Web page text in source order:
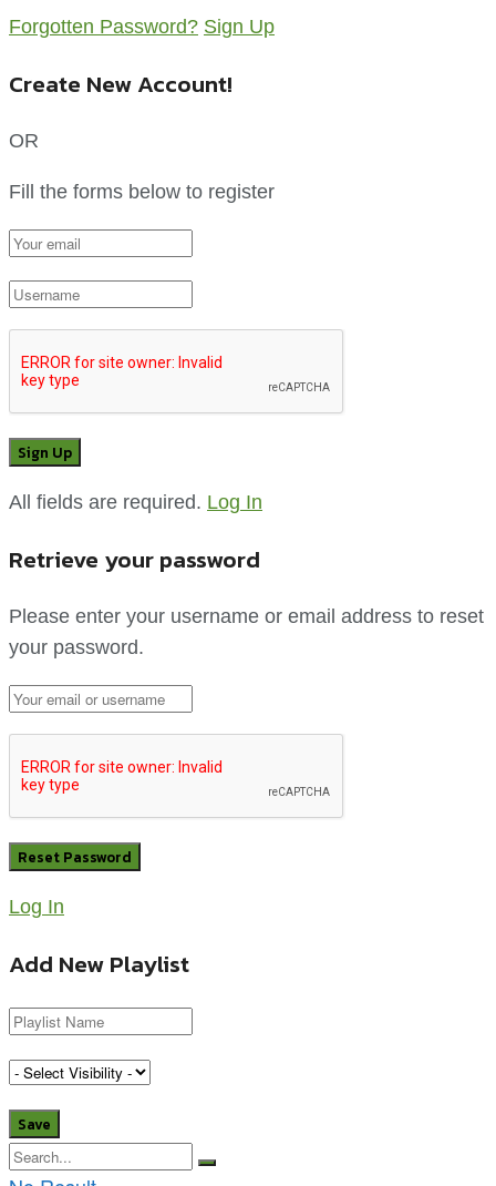
Forgotten Password? Sign Up
Create New Account!
OR
Fill the forms below to register
All fields are required. Log In
Retrieve your password
Please enter your username or email address to reset
your password.
Log In
Add New Playlist